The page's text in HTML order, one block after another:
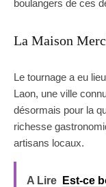
boulangers de ces
La Maison
Le tournage a eu
Laon, une ville
désormais pour la
richesse
artisans locaux.
A Lire
Est-ce